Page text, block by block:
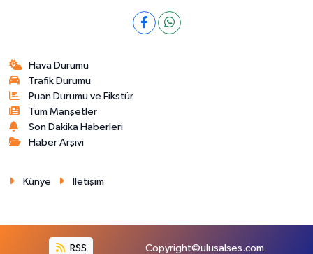
Hava Durumu
Trafik Durumu
Puan Durumu ve Fikstür
Tüm Manşetler
Son Dakika Haberleri
Haber Arşivi
Künye İletişim
RSS Copyright©ulusalses.com